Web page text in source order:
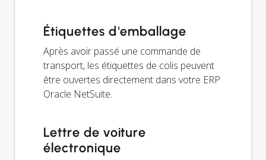
Étiquettes d'emballage
Après avoir passé une commande de
transport, les étiquettes de colis peuvent
être ouvertes directement dans votre ERP
Oracle NetSuite.
Lettre de voiture
électronique